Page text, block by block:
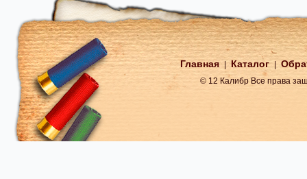
Главная Каталог
© 12 Калибр Все права